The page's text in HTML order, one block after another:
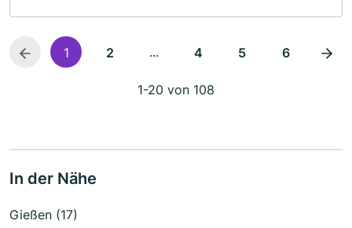
1 2 ... 4 5 6
1-20 von 108
In der Nähe
Gießen (17)